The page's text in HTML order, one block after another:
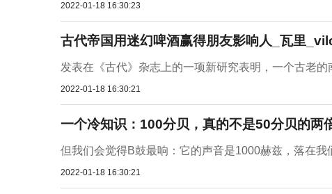
2022-01-18 16:30:23
古代帝国用迷幻啤酒赢得朋友影响人_瓦里
发表在《古代》杂志上的一项新研究表明，一个古老
2022-01-18 16:30:21
一个冷知识：100分贝，真的不是50分贝的两
但我们会觉得B鼓最响：它的声音是1000赫兹，落在
2022-01-18 16:30:21